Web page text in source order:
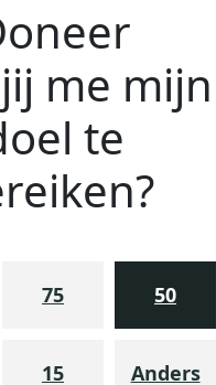
me mijn
te
75 50
15 Anders